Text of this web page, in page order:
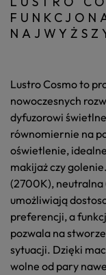
Lustro Cosmoto
nowoczesnych
dyfuzorowi
równomiernie na
oświetlenie,
makijaż czy golenie.
(2700K),
umożliwiają
preferencji, a
pozwala na
sytuacji. Dzięki
wolne od pary